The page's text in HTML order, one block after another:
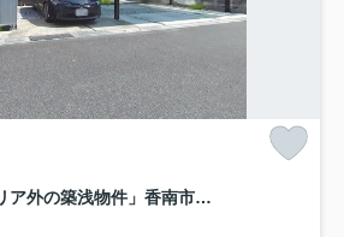
「ハザードマップエリア外の築浅物件」香南市野市町母代寺 中古一戸建て